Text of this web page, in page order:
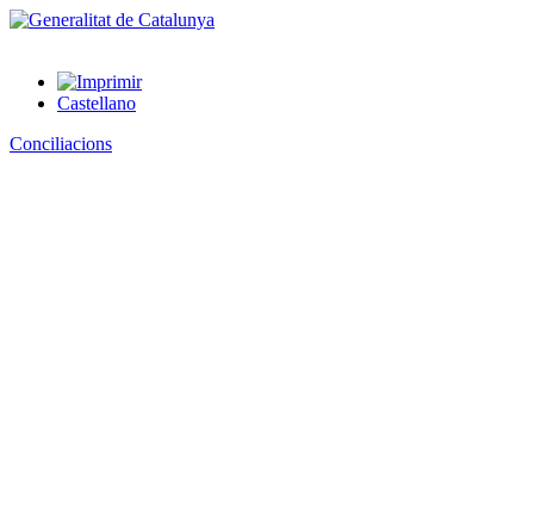
Castellano
Conciliacions